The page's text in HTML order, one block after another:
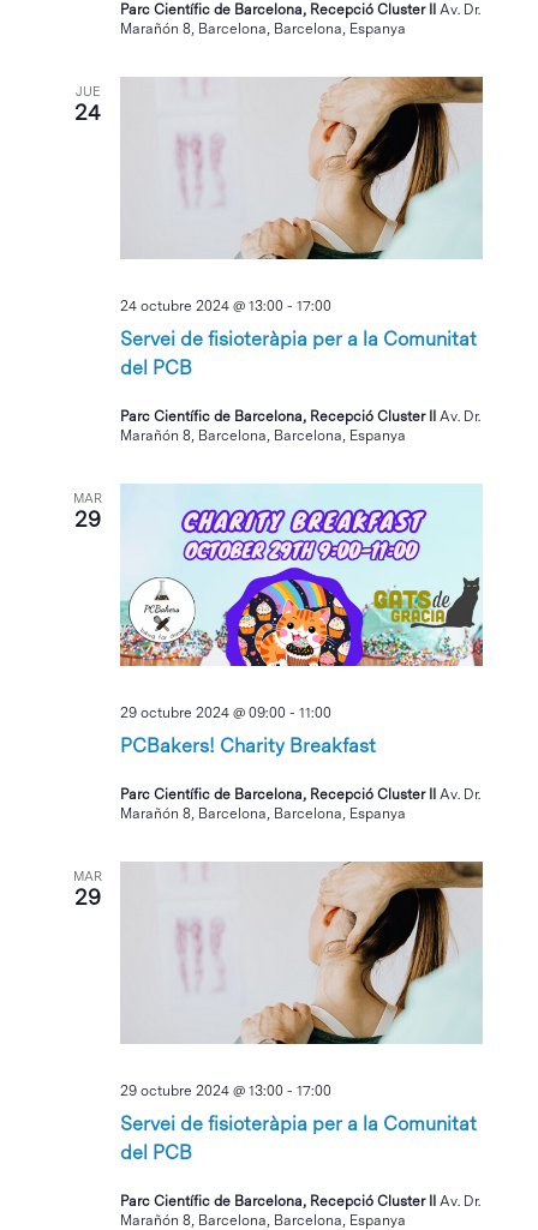
Parc Científic de Barcelona, Recepció Cluster IIAv. Dr.
Marañón 8, Barcelona, Barcelona, Espanya
JUE
24
Servei de fisioteràpia per a la Comunitat
del PCB
24 octubre 2024 @ 13:00 -17:00
Parc Científic de Barcelona, Recepció Cluster IIAv. Dr.
Marañón 8, Barcelona, Barcelona, Espanya
MAR
29
PCBakers! Charity Breakfast
29 octubre 2024 @ 09:00 -11:00
Parc Científic de Barcelona, Recepció Cluster IIAv. Dr.
Marañón 8, Barcelona, Barcelona, Espanya
MAR
29
Servei de fisioteràpia per a la Comunitat
del PCB
29 octubre 2024 @ 13:00 -17:00
Parc Científic de Barcelona, Recepció Cluster IIAv. Dr.
Marañón 8, Barcelona, Barcelona, Espanya